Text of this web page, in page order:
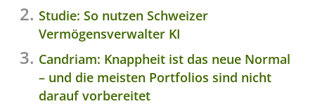
Studie: So nutzen Schweizer
Vermögensverwalter KI
Candriam: Knappheit ist das neue Normal
– und die meisten Portfolios sind nicht
darauf vorbereitet